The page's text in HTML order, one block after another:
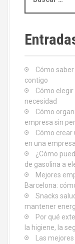
s
a
r
Cómo
contigo
Cómo
necesidad
Cómo
empresa sin
Cómo crear
en una empresa
¿Cómo
de gasolina a
Mejores
Barcelona:
Snacks
mantener
Por qué
la higiene, la
Las